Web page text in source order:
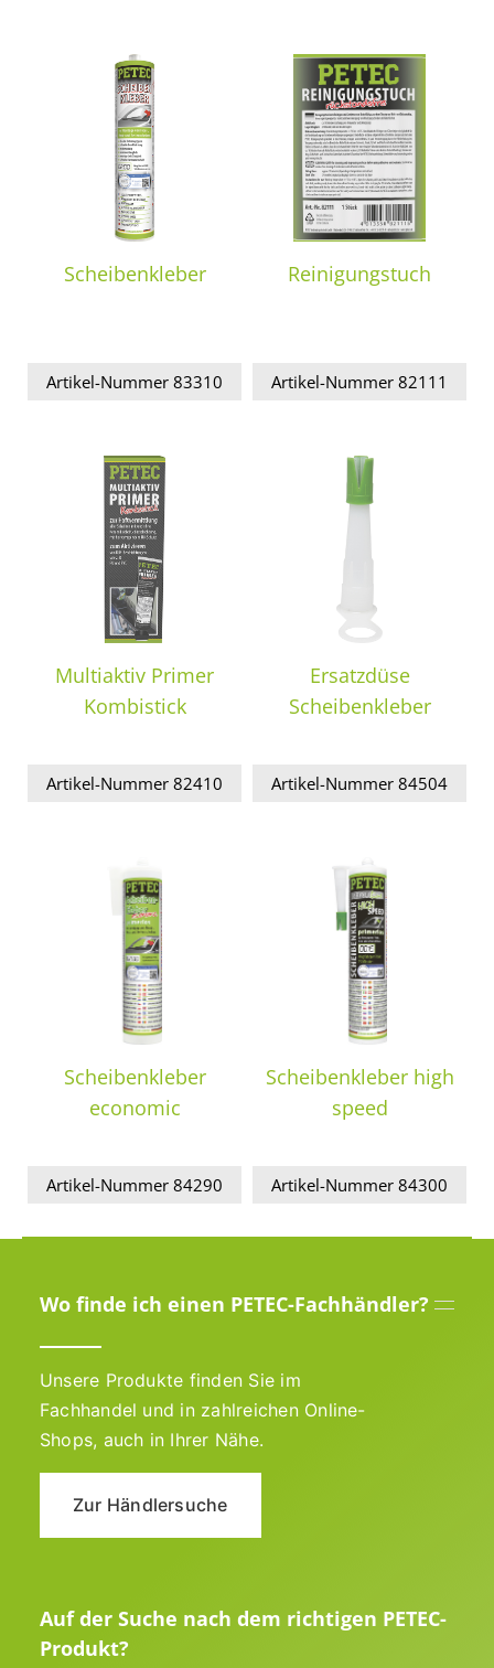
Scheibenkleber
Artikel-Nummer 83310
Reinigungstuch
Artikel-Nummer 82111
Multiaktiv Primer
Kombistick
Artikel-Nummer 82410
Ersatzdüse
Scheibenkleber
Artikel-Nummer 84504
Scheibenkleber
economic
Artikel-Nummer 84290
Scheibenkleber high
speed
Artikel-Nummer 84300
Wo finde ich einen PETEC-Fachhändler?
Unsere Produkte finden Sie im
Fachhandel und in zahlreichen Online-
Shops, auch in Ihrer Nähe.
Zur Händlersuche
Auf der Suche nach dem richtigen PETEC-
Produkt?